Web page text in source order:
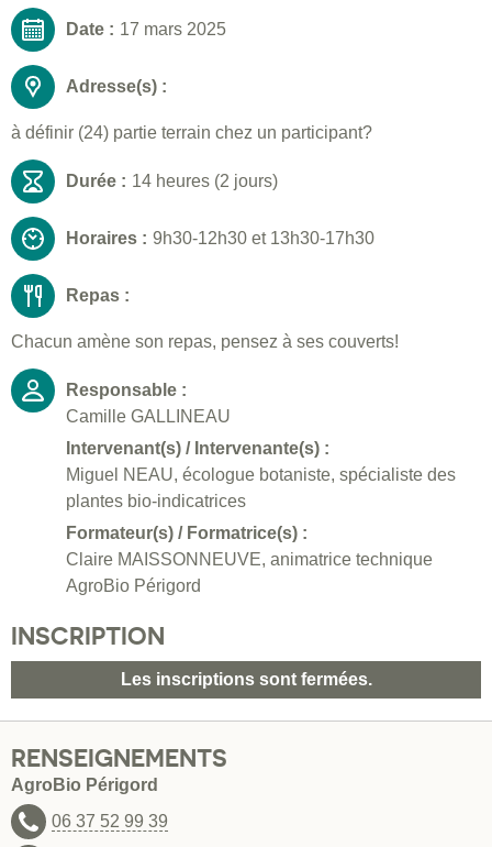
Date : 17 mars 2025
Adresse(s) :
à définir (24) partie terrain chez un participant?
Durée : 14 heures (2 jours)
Horaires : 9h30-12h30 et 13h30-17h30
Repas :
Chacun amène son repas, pensez à ses couverts!
Responsable :
Camille GALLINEAU
Intervenant(s) / Intervenante(s) :
Miguel NEAU, écologue botaniste, spécialiste des
plantes bio-indicatrices
Formateur(s) / Formatrice(s) :
Claire MAISSONNEUVE, animatrice technique
AgroBio Périgord
INSCRIPTION
Les inscriptions sont fermées.
RENSEIGNEMENTS
AgroBio Périgord
06 37 52 99 39